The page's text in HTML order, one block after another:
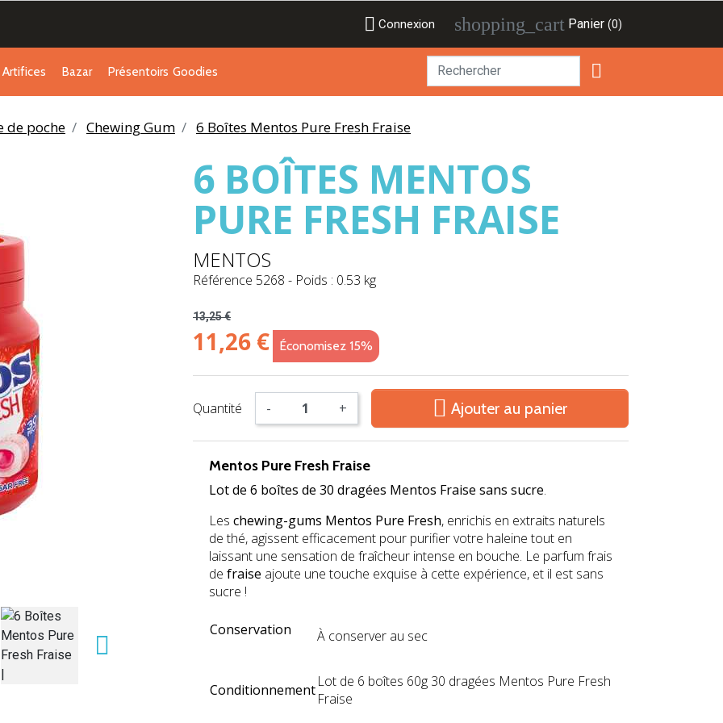
 Connexion shopping_cart Panier (0)
Artifices Bazar Présentoirs Goodies 
de poche Chewing Gum 6 Boîtes Mentos Pure Fresh Fraise

6 BOÎTES MENTOS
PURE FRESH FRAISE
MENTOS
Référence 5268 - Poids : 0.53 kg
13,25 €
11,26 € Économisez 15%
Quantité - +  Ajouter au panier
Mentos Pure Fresh Fraise
Lot de 6 boîtes de 30 dragées Mentos Fraise sans sucre.
Les chewing-gums Mentos Pure Fresh, enrichis en extraits naturels
de thé, agissent efficacement pour purifier votre haleine tout en
laissant une sensation de fraîcheur intense en bouche. Le parfum frais
de fraise ajoute une touche exquise à cette expérience, et il est sans
sucre !
Conservation À conserver au sec
ConditionnementLot de 6 boîtes 60g 30 dragées Mentos Pure Fresh
Fraise